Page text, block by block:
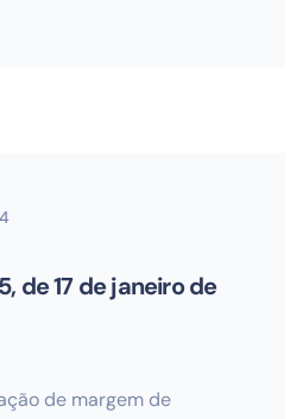
de 17 de janeiro de
de margem de